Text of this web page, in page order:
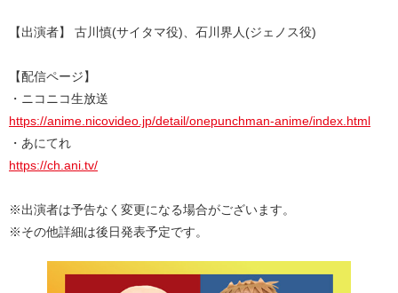
【出演者】 古川慎(サイタマ役)、石川界人(ジェノス役)
【配信ページ】
・ニコニコ生放送
https://anime.nicovideo.jp/detail/onepunchman-anime/index.html
・あにてれ
https://ch.ani.tv/
※出演者は予告なく変更になる場合がございます。
※その他詳細は後日発表予定です。